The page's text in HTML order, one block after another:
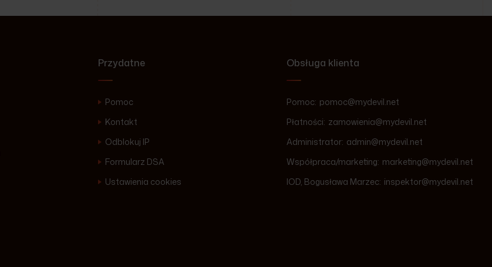
Przydatne
Pomoc
Kontakt
Odblokuj IP
Formularz DSA
Ustawienia cookies
Obsługa klienta
Pomoc: pomoc@mydevil.net
Płatności: zamowienia@mydevil.net
Administrator: admin@mydevil.net
Współpraca/marketing: marketing@mydevil.net
IOD, Bogusława Marzec: inspektor@mydevil.net